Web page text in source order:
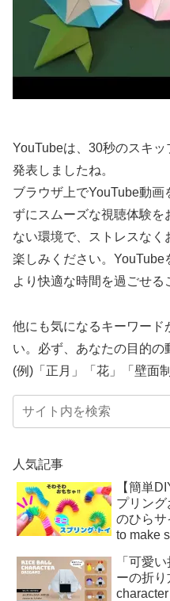
YouTubeは、30秒のスキ
発表しましたね。
ブラウザ上でYouTube動
ずにスムーズな視聴体験
ない環境で、ストレスな
楽しみください。YouTube
より快適な時間を過ごせる
他にも気になるキーワード
い。必ず、あなたの目
(例)「正月」「花」「壁面
人気記事
【簡単
プリン
のひら
to make
「可愛
ーの折り